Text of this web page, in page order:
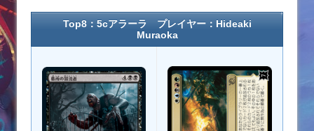
Top8：5cアラーラ プレイヤー：Hideaki
Muraoka